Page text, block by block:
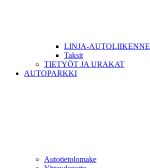
LINJA-AUTOLIIKENNE
Taksit
TIETYÖT JA URAKAT
AUTOPARKKI
Autotietolomake